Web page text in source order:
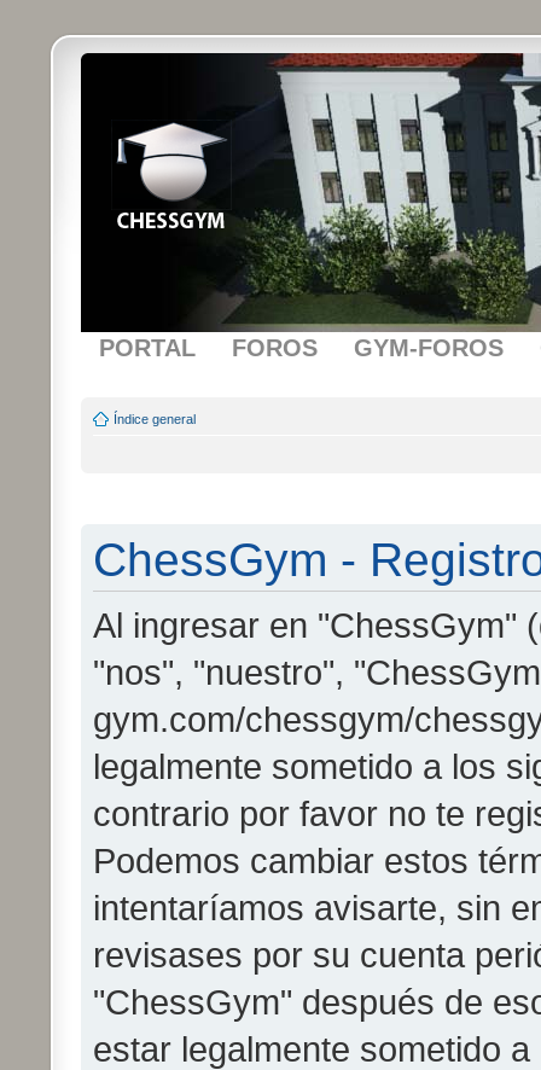
PORTAL FOROS GYM-FOROS
Índice general
ChessGym -
Al ingresar en "ChessGym"
"nos", "nuestro",
gym.com/chessgym/
legalmente sometido a los
contrario por favor no te
Podemos cambiar estos
intentaríamos avisarte, sin
revisases por su cuenta
"ChessGym" después de
estar legalmente sometido